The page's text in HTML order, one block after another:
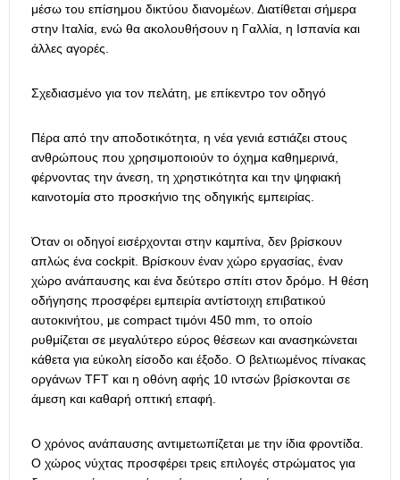
μέσω του επίσημου δικτύου διανομέων. Διατίθεται σήμερα
στην Ιταλία, ενώ θα ακολουθήσουν η Γαλλία, η Ισπανία και
άλλες αγορές.
Σχεδιασμένο για τον πελάτη, με επίκεντρο τον οδηγό
Πέρα από την αποδοτικότητα, η νέα γενιά εστιάζει στους
ανθρώπους που χρησιμοποιούν το όχημα καθημερινά,
φέρνοντας την άνεση, τη χρηστικότητα και την ψηφιακή
καινοτομία στο προσκήνιο της οδηγικής εμπειρίας.
Όταν οι οδηγοί εισέρχονται στην καμπίνα, δεν βρίσκουν
απλώς ένα cockpit. Βρίσκουν έναν χώρο εργασίας, έναν
χώρο ανάπαυσης και ένα δεύτερο σπίτι στον δρόμο. Η θέση
οδήγησης προσφέρει εμπειρία αντίστοιχη επιβατικού
αυτοκινήτου, με compact τιμόνι 450 mm, το οποίο
ρυθμίζεται σε μεγαλύτερο εύρος θέσεων και ανασηκώνεται
κάθετα για εύκολη είσοδο και έξοδο. Ο βελτιωμένος πίνακας
οργάνων TFT και η οθόνη αφής 10 ιντσών βρίσκονται σε
άμεση και καθαρή οπτική επαφή.
Ο χρόνος ανάπαυσης αντιμετωπίζεται με την ίδια φροντίδα.
Ο χώρος νύχτας προσφέρει τρεις επιλογές στρώματος για